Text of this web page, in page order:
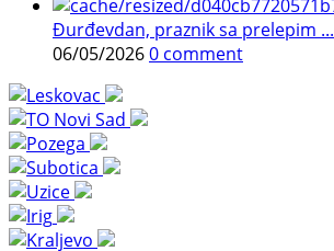
Đurđevdan, praznik sa prelepim ...
06/05/20260 comment